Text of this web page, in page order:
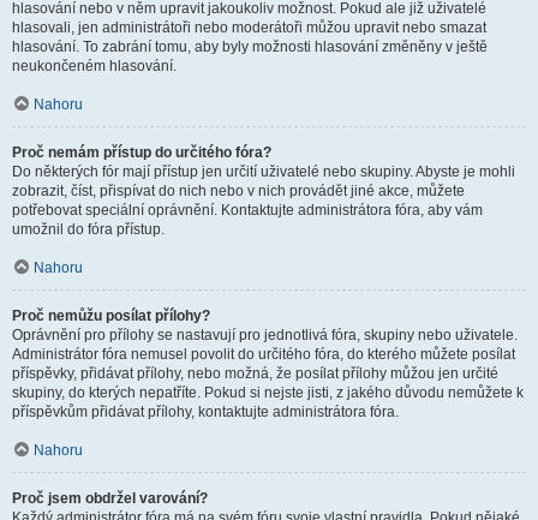
hlasování nebo v něm upravit jakoukoliv možnost. Pokud ale již uživatelé
hlasovali, jen administrátoři nebo moderátoři můžou upravit nebo smazat
hlasování. To zabrání tomu, aby byly možnosti hlasování změněny v ještě
neukončeném hlasování.
Nahoru
Proč nemám přístup do určitého fóra?
Do některých fór mají přístup jen určití uživatelé nebo skupiny. Abyste je mohli
zobrazit, číst, přispívat do nich nebo v nich provádět jiné akce, můžete
potřebovat speciální oprávnění. Kontaktujte administrátora fóra, aby vám
umožnil do fóra přístup.
Nahoru
Proč nemůžu posílat přílohy?
Oprávnění pro přílohy se nastavují pro jednotlivá fóra, skupiny nebo uživatele.
Administrátor fóra nemusel povolit do určitého fóra, do kterého můžete posílat
příspěvky, přidávat přílohy, nebo možná, že posílat přílohy můžou jen určité
skupiny, do kterých nepatříte. Pokud si nejste jisti, z jakého důvodu nemůžete k
příspěvkům přidávat přílohy, kontaktujte administrátora fóra.
Nahoru
Proč jsem obdržel varování?